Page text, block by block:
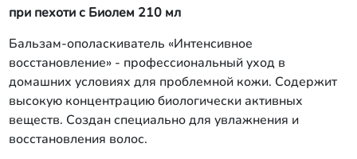
при пехоти с Биолем 210 мл
Бальзам-ополаскиватель «Интенсивное
восстановление» - профессиональный уход в
домашних условиях для проблемной кожи. Содержит
высокую концентрацию биологически активных
веществ. Создан специально для увлажнения и
восстановления волос.